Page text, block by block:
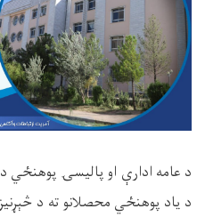
د عامه ادارې او پالیسۍ
د یاد پوهنځي محصلانو ته د